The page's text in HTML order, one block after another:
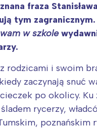
fraza
tym
w szkole
rodzicami i swoim
zaczynają snuć
po okolicy. Ku
rycerzy,